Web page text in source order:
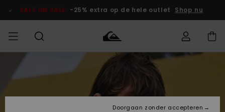
Productinformatie
SALE ON SALE -25% extra op de hele outlet Shop nu
HEREN Kleding
Accessoires
JONGENS
Kleding
Accessoires
Shop
Heren Surf
Shop
Heren Snow
Shop
HEREN
OUTLET
français
Nederlands
Toegang tot
mijn bestelling
Doorgaan zonder accepteren